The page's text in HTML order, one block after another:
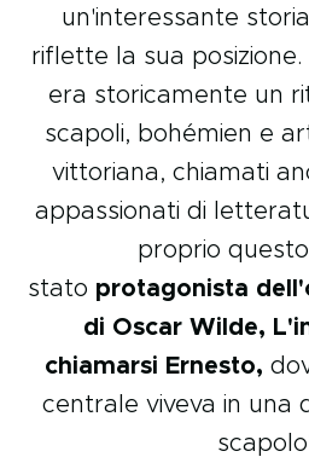
un'interessante
riflette la sua
era storicamente un
scapoli, bohémien e
vittoriana, chiamati
appassionati di
proprio
stato protagonista
di Oscar Wilde,
chiamarsi Ernesto,
centrale viveva in una